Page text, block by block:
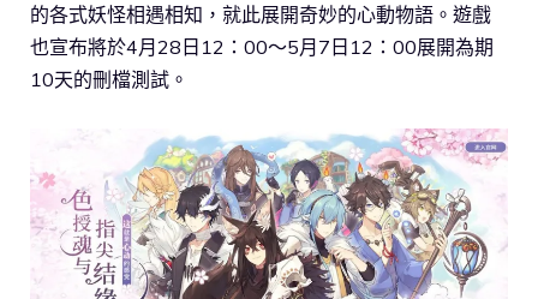
的各式妖怪相遇相知，就此展開奇妙的心動物語。遊戲
也宣布將於4月28日12：00～5月7日12：00展開為期
10天的刪檔測試。